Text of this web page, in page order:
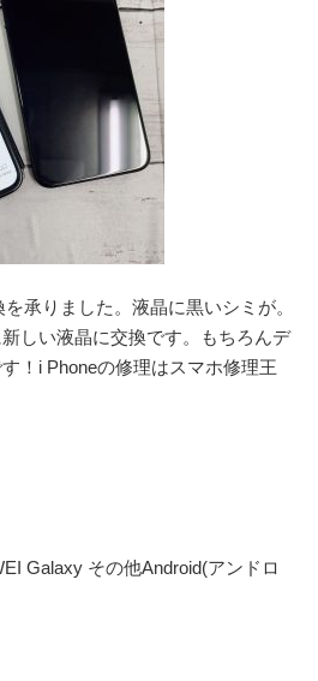
承りました。液晶に黒いシミが。
しい液晶に交換です。もちろんデ
！i Phoneの修理はスマホ修理王
Galaxy その他Android(アンドロ